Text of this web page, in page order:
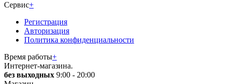
Сервис+
Регистрация
Авторизация
Политика конфиденциальности
Время работы+
Интернет-магазина.
без выходных 9:00 - 20:00